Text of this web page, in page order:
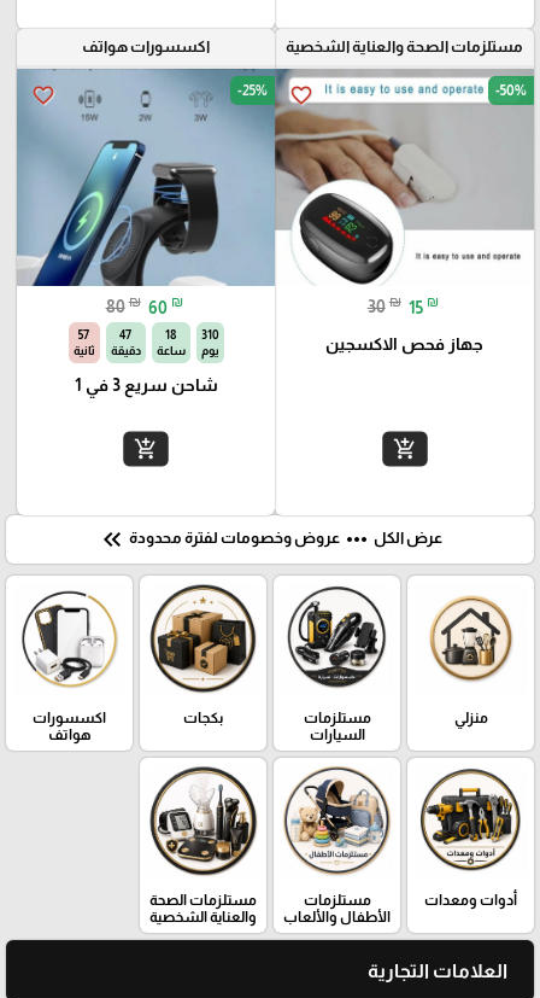
مستلزمات الصحة والعناية الشخصية
favorite_border -50%
30 ₪ 15 ₪
جهاز فحص الاكسجين
add_shopping_cart
اكسسورات هواتف
favorite_border -25%
80 ₪ 60 ₪
310
يوم
18
ساعة
47
دقيقة
55
ثانية
شاحن سريع 3 في 1
add_shopping_cart
عرض الكل more_horiz عروض وخصومات لفترة محدودة keyboard_double_arrow_left
منزلي
مستلزمات
السيارات
بكجات
اكسسورات
هواتف
أدوات ومعدات
مستلزمات
الأطفال والألعاب
مستلزمات الصحة
والعناية الشخصية
العلامات التجارية